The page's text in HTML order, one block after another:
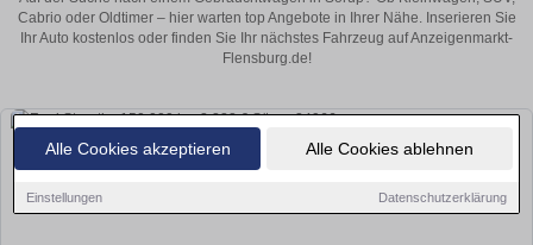
Alle Cookies akzeptieren Alle Cookies ablehnen
Einstellungen Datenschutzerklärung
Cabrio oder Oldtimer – hier warten top Angebote in Ihrer Nähe. Inserieren Sie
Ihr Auto kostenlos oder finden Sie Ihr nächstes Fahrzeug auf Anzeigenmarkt-
Flensburg.de!